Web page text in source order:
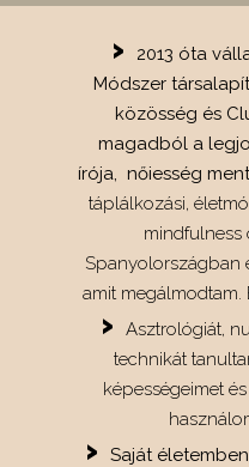
2013 óta
Módszer
közösség és
magadból a
írója, nőiesség
táplálkozási,
mindfulness
Spanyolországban
amit megálmodtam.
Asztrológiát,
technikát
képességeimet
Saját